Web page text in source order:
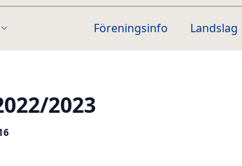
Föreningsinfo Landslag
2023